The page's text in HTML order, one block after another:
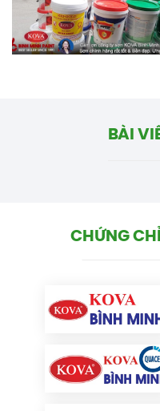
BÀI
CHỨNG